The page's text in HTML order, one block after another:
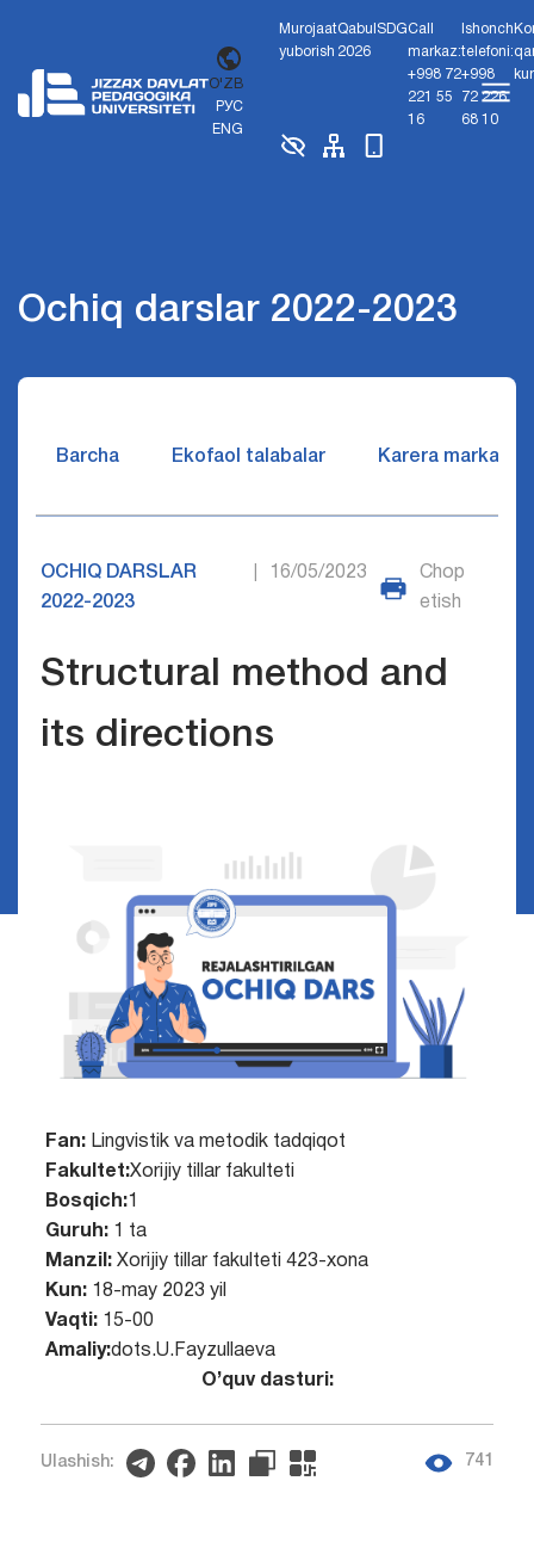
O'ZB
РУС
ENG
Murojaat
yuborish
Qabul
2026
SDGCall
markaz:
+998 72
221 55
16
Ishonch
telefoni:
+998
72 226
68 10
Ochiq darslar 2022-2023
Barcha Ekofaol talabalar Karera markazi
OCHIQ DARSLAR
2022-2023
16/05/2023
Chop
etish
Structural method and
its directions
Fan:Lingvistik va metodik tadqiqot
Fakultet:Xorijiy tillar fakulteti
Bosqich:1
Guruh:1 ta
Manzil:Xorijiy tillar fakulteti 423-xona
Kun: 18-may 2023 yil
Vaqti:15-00
Amaliy:dots.U.Fayzullaeva
O’quv dasturi:
Ulashish: 741